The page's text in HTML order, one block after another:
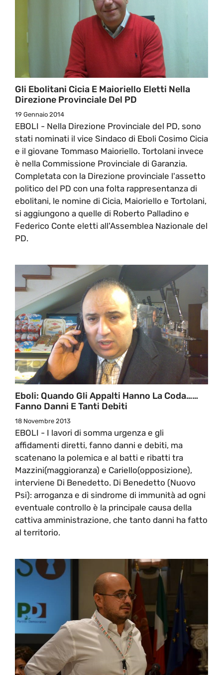
Gli Ebolitani Cicia E Maioriello Eletti Nella
Direzione Provinciale Del PD
19 Gennaio 2014
EBOLI - Nella Direzione Provinciale del PD, sono
stati nominati il vice Sindaco di Eboli Cosimo Cicia
e il giovane Tommaso Maioriello. Tortolani invece
è nella Commissione Provinciale di Garanzia.
Completata con la Direzione provinciale l'assetto
politico del PD con una folta rappresentanza di
ebolitani, le nomine di Cicia, Maioriello e Tortolani,
si aggiungono a quelle di Roberto Palladino e
Federico Conte eletti all'Assemblea Nazionale del
PD.
Eboli: Quando Gli Appalti Hanno La Coda……
Fanno Danni E Tanti Debiti
18 Novembre 2013
EBOLI - I lavori di somma urgenza e gli
affidamenti diretti, fanno danni e debiti, ma
scatenano la polemica e al batti e ribatti tra
Mazzini(maggioranza) e Cariello(opposizione),
interviene Di Benedetto. Di Benedetto (Nuovo
Psi): arroganza e di sindrome di immunità ad ogni
eventuale controllo è la principale causa della
cattiva amministrazione, che tanto danni ha fatto
al territorio.